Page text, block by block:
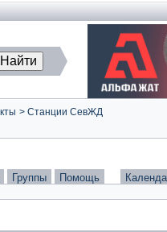
> Станции СевЖД
Группы Помощь